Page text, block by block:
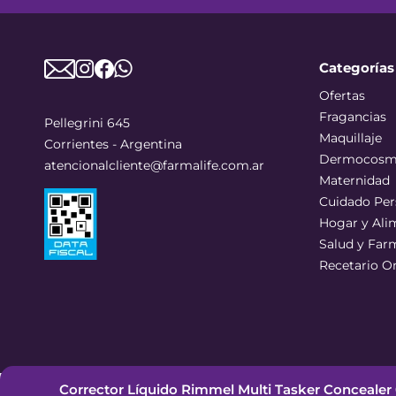
Corrector Líquido Rimmel Multi Tasker Concealer
Pellegrini 645
Corrientes - Argentina
atencionalcliente@farmalife.com.ar
Categorías
Ofertas
Fragancias
Maquillaje
Maternidad
Cuidado
Hogar y
Salud y
Recetario